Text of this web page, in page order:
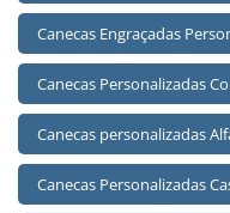
Canecas Engraçadas
Canecas Personalizadas
Canecas personalizadas
Canecas Personalizadas